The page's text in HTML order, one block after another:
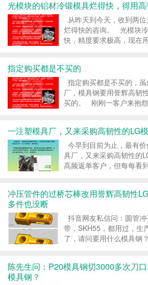
光模块的铝材冷锻模具烂得快，得用
从昨天到今天，收到两
烂得快的咨询。 光模块
快，精度要求极高，现在
型腔要镜面抛光的精加工
指定购买都是不买的
指定购买都是不买的，
厂，模具钢要用誉辉高韧
买的。 刚刚一客户来抱
这客户是冷镦铝件，之
一注塑模具厂，又来采购高韧性的LG
今早到目前为止，最有
具厂，又来采购高韧性的
高频返单客户，但每每看
都会高兴。 &nbs...
冲压管件的过桥芯棒改用誉辉高韧性
多件也没断
抖音网友私信问：圆管
带，SKH55，都用过，生
了，请问要用什么模具钢
致芯...
陈先生问：P20模具钢切3000多次刀
模具钢？